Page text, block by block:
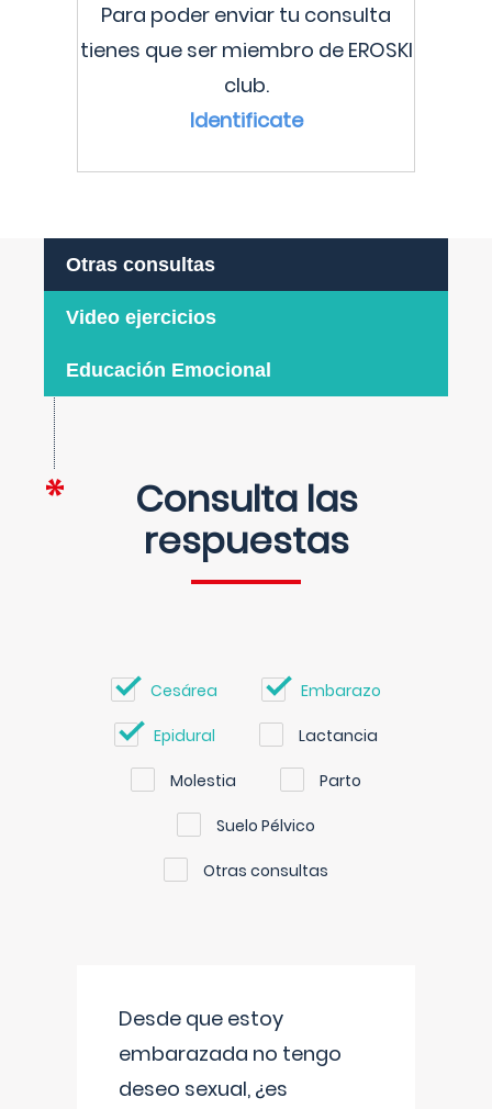
Para poder enviar tu consulta
tienes que ser miembro de EROSKI
club.
Identificate
Otras consultas
Video ejercicios
Educación Emocional
Consulta las
respuestas
Cesárea Embarazo
Epidural Lactancia
Molestia Parto
Suelo Pélvico
Otras consultas
Desde que estoy
embarazada no tengo
deseo sexual, ¿es